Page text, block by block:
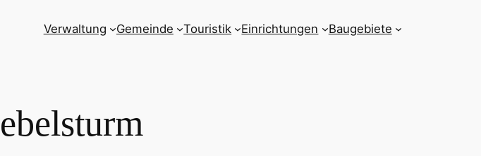
Verwaltung Gemeinde Touristik Einrichtungen Baugebiete